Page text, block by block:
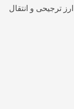
ترجیحی و انتقال